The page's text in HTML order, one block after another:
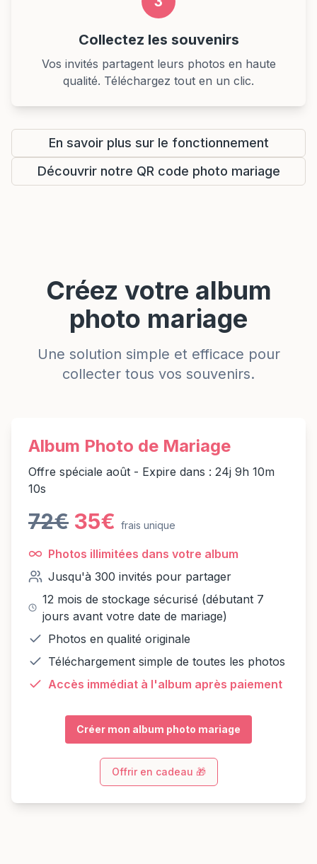
Collectez les souvenirs
Vos invités partagent leurs photos en haute
qualité. Téléchargez tout en un clic.
En savoir plus sur le fonctionnement
Découvrir notre QR code photo mariage
Créez votre album
photo mariage
Une solution simple et efficace pour
collecter tous vos souvenirs.
Album Photo de Mariage
Offre spéciale août - Expire dans : 24j 9h 10m
9s
72€ 35€ frais unique
Photos illimitées dans votre album
Jusqu'à 300 invités pour partager
12 mois de stockage sécurisé (débutant 7
jours avant votre date de mariage)
Photos en qualité originale
Téléchargement simple de toutes les photos
Accès immédiat à l'album après paiement
Créer mon album photo mariage
Offrir en cadeau 🎁